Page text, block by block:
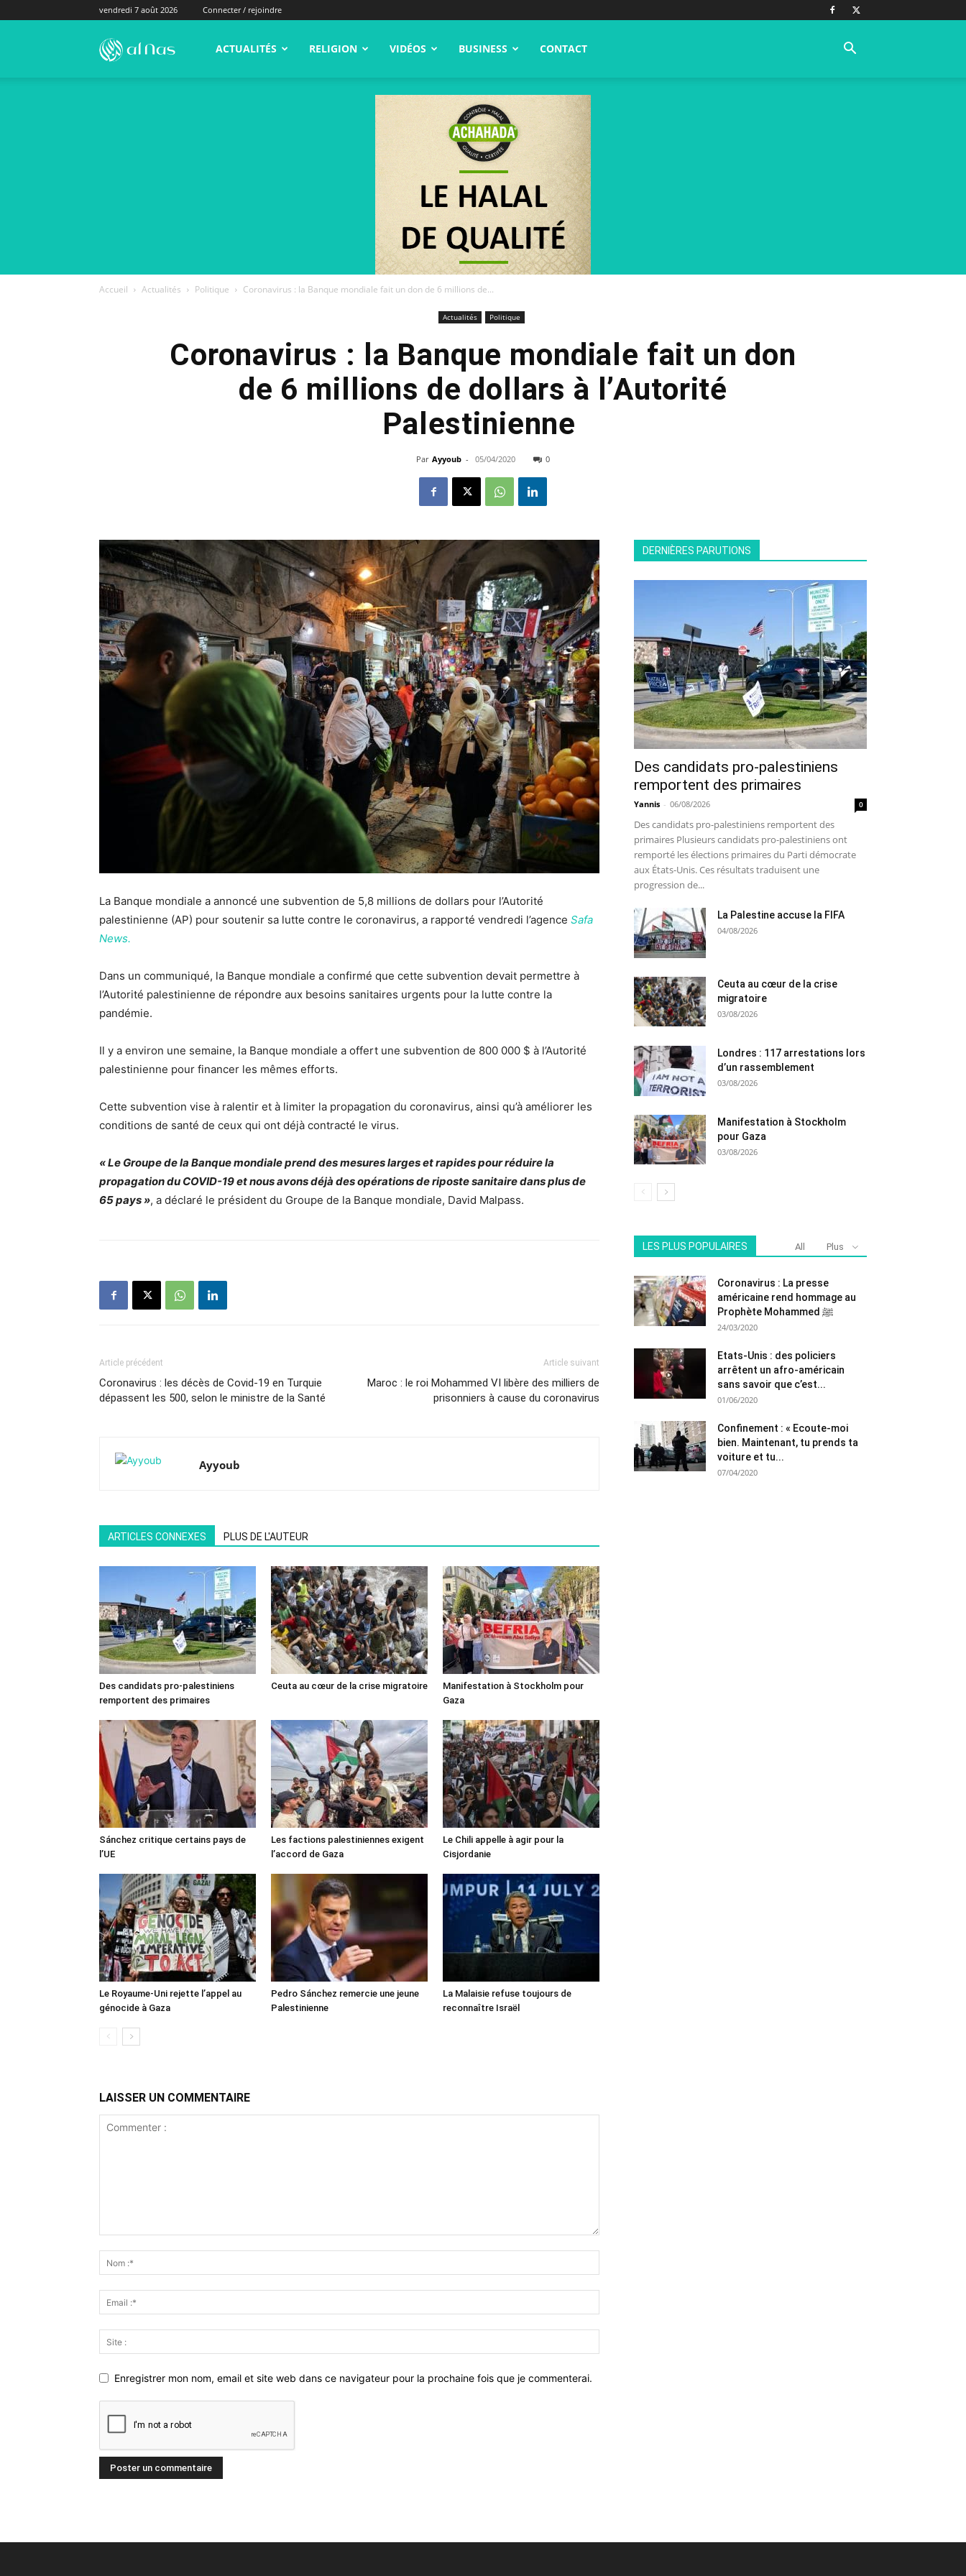
vendredi 7 août 2026 Connecter / rejoindre
alNas.fr ACTUALITÉS RELIGION VIDÉOS BUSINESS CONTACT
Accueil Actualités Politique Coronavirus : la Banque mondiale fait un don de 6 millions de...
Actualités Politique
Coronavirus : la Banque mondiale fait un don
de 6 millions de dollars à l’Autorité
Palestinienne
Par Ayyoub - 05/04/2020 0
La Banque mondiale a annoncé une subvention de 5,8 millions de dollars pour l’Autorité
palestinienne (AP) pour soutenir sa lutte contre le coronavirus, a rapporté vendredi l’agence Safa
News.
Dans un communiqué, la Banque mondiale a confirmé que cette subvention devait permettre à
l’Autorité palestinienne de répondre aux besoins sanitaires urgents pour la lutte contre la
pandémie.
Il y a environ une semaine, la Banque mondiale a offert une subvention de 800 000 $ à l’Autorité
palestinienne pour financer les mêmes efforts.
Cette subvention vise à ralentir et à limiter la propagation du coronavirus, ainsi qu’à améliorer les
conditions de santé de ceux qui ont déjà contracté le virus.
« Le Groupe de la Banque mondiale prend des mesures larges et rapides pour réduire la
propagation du COVID-19 et nous avons déjà des opérations de riposte sanitaire dans plus de
65 pays », a déclaré le président du Groupe de la Banque mondiale, David Malpass.
Article précédent
Coronavirus : les décès de Covid-19 en Turquie
dépassent les 500, selon le ministre de la Santé
Article suivant
Maroc : le roi Mohammed VI libère des milliers de
prisonniers à cause du coronavirus
Ayyoub
ARTICLES CONNEXES PLUS DE L'AUTEUR
Des candidats pro-palestiniens
remportent des primaires
Ceuta au cœur de la crise migratoire
Manifestation à Stockholm pour
Gaza
Sánchez critique certains pays de
l’UE
Les factions palestiniennes exigent
l’accord de Gaza
Le Chili appelle à agir pour la
Cisjordanie
Le Royaume-Uni rejette l’appel au
génocide à Gaza
Pedro Sánchez remercie une jeune
Palestinienne
La Malaisie refuse toujours de
reconnaître Israël
LAISSER UN COMMENTAIRE
Enregistrer mon nom, email et site web dans ce navigateur pour la prochaine fois que je commenterai.
DERNIÈRES PARUTIONS
Des candidats pro-palestiniens
remportent des primaires
Yannis - 06/08/2026 0
Des candidats pro-palestiniens remportent des
primaires Plusieurs candidats pro-palestiniens ont
remporté les élections primaires du Parti démocrate
aux États-Unis. Ces résultats traduisent une
progression de...
La Palestine accuse la FIFA
04/08/2026
Ceuta au cœur de la crise
migratoire
03/08/2026
Londres : 117 arrestations lors
d’un rassemblement
03/08/2026
Manifestation à Stockholm
pour Gaza
03/08/2026
LES PLUS POPULAIRES All Plus
Coronavirus : La presse
américaine rend hommage au
Prophète Mohammed ﷺ
24/03/2020
Etats-Unis : des policiers
arrêtent un afro-américain
sans savoir que c’est...
01/06/2020
Confinement : « Ecoute-moi
bien. Maintenant, tu prends ta
voiture et tu...
07/04/2020